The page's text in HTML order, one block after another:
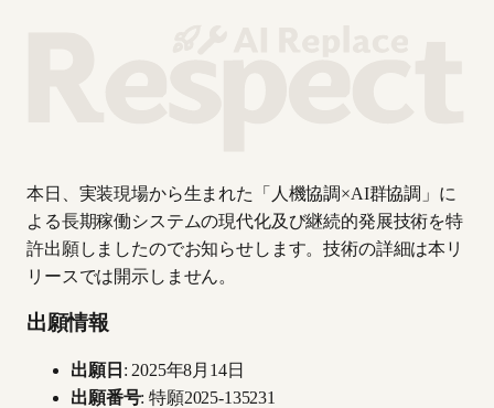
本日、実装現場から生まれた「人機協調×AI群協調」に
よる長期稼働システムの現代化及び継続的発展技術を特
許出願しましたのでお知らせします。技術の詳細は本リ
リースでは開示しません。
出願情報
出願日 : 2025年8月14日
出願番号: 特願2025-135231